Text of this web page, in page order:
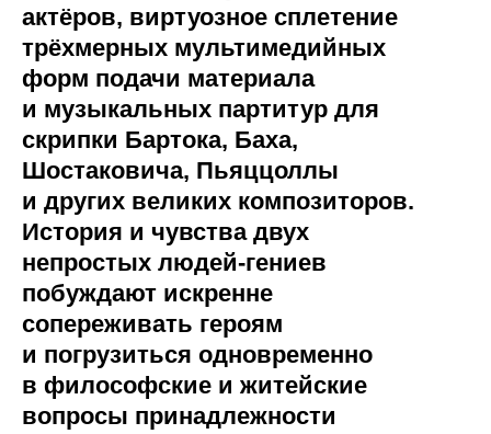
актёров, виртуозное сплетение
трёхмерных мультимедийных
форм подачи материала
и музыкальных партитур для
скрипки Бартока, Баха,
Шостаковича, Пьяццоллы
и других великих композиторов.
История и чувства двух
непростых людей-гениев
побуждают искренне
сопереживать героям
и погрузиться одновременно
в философские и житейские
вопросы принадлежности